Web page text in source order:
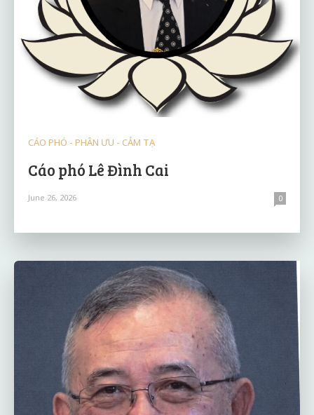
CÁO PHÓ - PHÂN ƯU - CẢM TẠ
Cáo phó Lê Đình Cai
June 26, 2026 0